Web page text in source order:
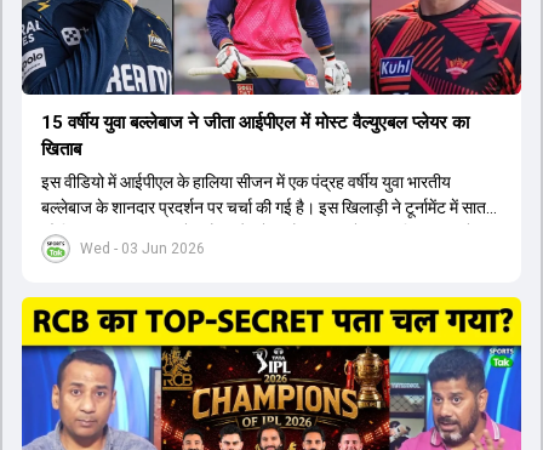
Wed - 03 Jun 2026
15 वर्षीय युवा बल्लेबाज ने जीता आईपीएल में मोस्ट वैल्युएबल प्लेयर का
खिताब
इस वीडियो में आईपीएल के हालिया सीजन में एक पंद्रह वर्षीय युवा भारतीय
बल्लेबाज के शानदार प्रदर्शन पर चर्चा की गई है। इस खिलाड़ी ने टूर्नामेंट में सात
सौ छिहत्तर रन बनाकर ऑरेंज कैप और मोस्ट वैल्युएबल प्लेयर का खिताब अपने नाम
किया है। वीडियो में बताया गया है कि ऑस्ट्रेलियाई टीम के वर्तमान कप्तान और
ऑस्ट्रेलियाई कप्तान के अनुसार, शुरुआत में लोगों को इस खिलाड़ी के प्रदर्शन पर
संदेह था, लेकिन अब उसने खुद को एक बेहतरीन बल्लेबाज साबित कर दिया है जो
गेंद को बाउंड्री के काफी पार मारने की क्षमता रखता है। वहीं, इंग्लैंड के पूर्व कप्तान
ने कहा कि टूर्नामेंट जीतने वाली टीम के अलावा इस सीजन की सबसे बड़ी बात इस
युवा खिलाड़ी का प्रदर्शन रहा है, जिसे देखने के लिए स्टेडियम में भारी भीड़ उमड़ती
थी। शानदार प्रदर्शन के बाद इस युवा खिलाड़ी को श्रीलंका में होने वाली